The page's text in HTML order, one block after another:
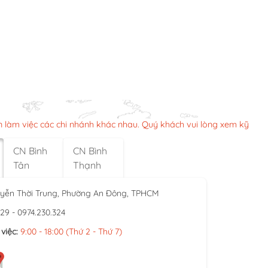
làm việc các chi nhánh khác nhau. Quý khách vui lòng xem kỹ
CN Bình
Tân
CN Bình
Thạnh
Thời Trung, Phường An Đông, TPHCM
- 0974.230.324
9:00 - 18:00 (Thứ 2 - Thứ 7)